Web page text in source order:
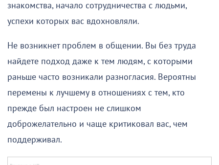
знакомства, начало сотрудничества с людьми,
успехи которых вас вдохновляли.
Не возникнет проблем в общении. Вы без труда
найдете подход даже к тем людям, с которыми
раньше часто возникали разногласия. Вероятны
перемены к лучшему в отношениях с тем, кто
прежде был настроен не слишком
доброжелательно и чаще критиковал вас, чем
поддерживал.